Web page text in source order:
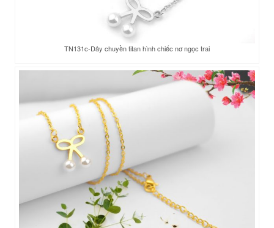
TN131c-Dây chuyền titan hình chiếc nơ ngọc trai